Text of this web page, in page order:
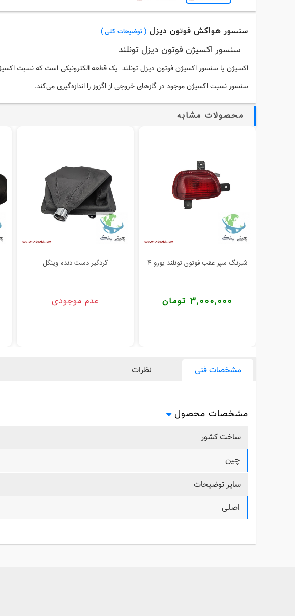
سنسور هواکش فوتون دیزل ( توضیحات کلی )
سنسور اکسیژن فوتون دیزل تونلند
اکسیژن یا سنسوراکسیژنفوتون دیزل تونلند یک قطعه الکترونیکی است که نسبت
سنسورنسبتاکسیژنموجود در گازهای خروجی از اگزوز را اندازه‌گیری می‌کند.
محصولات مشابه
شبرنگ سپر عقب فوتون تونلند یورو 4
3,000,000 تومان
گردگیر دست دنده وینگل
عدم موجودی
مشخصات فنی نظرات
مشخصات محصول
ساخت کشور
چین
سایر توضیحات
اصلی